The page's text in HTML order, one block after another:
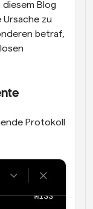
Blog
zu
betraf,
Protokoll